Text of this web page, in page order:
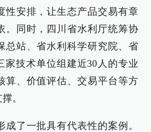
性安排，让生态产品交易有章
。同时，四川省水利厅统筹协
总站、省水利科学研究院、省
家技术单位组建近30人的专业
算、价值评估、交易平台等方
。
成了一批具有代表性的案例。